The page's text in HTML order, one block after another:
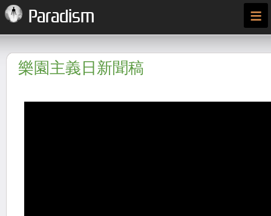
Paradism ≡
樂園主義日新聞稿